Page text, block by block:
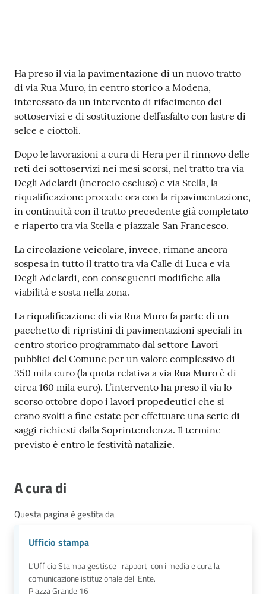
Contenuto
Ha preso il via la pavimentazione di un nuovo tratto
di via Rua Muro, in centro storico a Modena,
interessato da un intervento di rifacimento dei
sottoservizi e di sostituzione dell’asfalto con lastre di
selce e ciottoli.
Dopo le lavorazioni a cura di Hera per il rinnovo delle
reti dei sottoservizi nei mesi scorsi, nel tratto tra via
Degli Adelardi (incrocio escluso) e via Stella, la
riqualificazione procede ora con la ripavimentazione,
in continuità con il tratto precedente già completato
e riaperto tra via Stella e piazzale San Francesco.
La circolazione veicolare, invece, rimane ancora
sospesa in tutto il tratto tra via Calle di Luca e via
Degli Adelardi, con conseguenti modifiche alla
viabilità e sosta nella zona.
La riqualificazione di via Rua Muro fa parte di un
pacchetto di ripristini di pavimentazioni speciali in
centro storico programmato dal settore Lavori
pubblici del Comune per un valore complessivo di
350 mila euro (la quota relativa a via Rua Muro è di
circa 160 mila euro). L’intervento ha preso il via lo
scorso ottobre dopo i lavori propedeutici che si
erano svolti a fine estate per effettuare una serie di
saggi richiesti dalla Soprintendenza. Il termine
previsto è entro le festività natalizie.
A cura di
Questa pagina è gestita da
Ufficio stampa
L’Ufficio Stampa gestisce i rapporti con i media e cura la
comunicazione istituzionale dell'Ente.
Piazza Grande 16